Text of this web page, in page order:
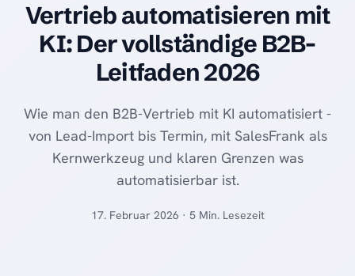
Vertrieb automatisieren mit
KI: Der vollständige B2B-
Leitfaden 2026
Wie man den B2B-Vertrieb mit KI automatisiert -
von Lead-Import bis Termin, mit SalesFrank als
Kernwerkzeug und klaren Grenzen was
automatisierbar ist.
17. Februar 2026 · 5 Min. Lesezeit